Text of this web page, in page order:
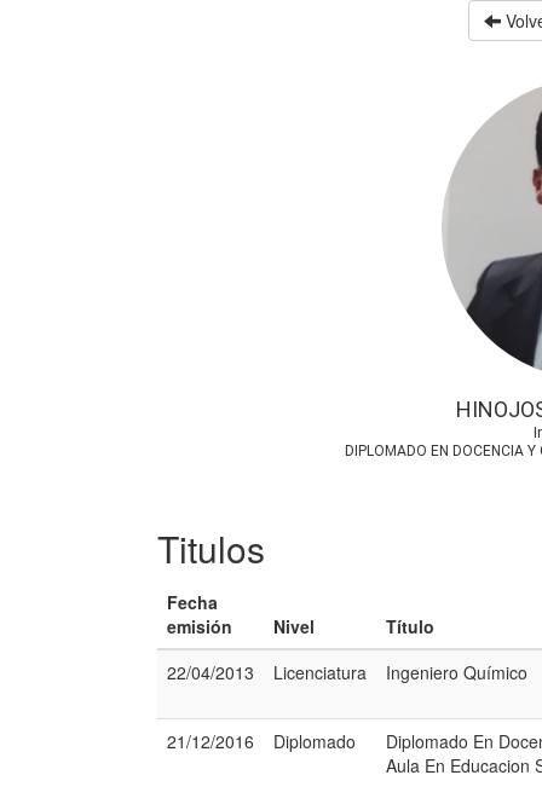
DIPLOMADO EN DOCENCIA
Titulos
Fecha
emisión
Nivel
Título
22/04/2013
Licenciatura Ingeniero Químico
21/12/2016 Diplomado
Diplomado En
Aula En Educacion